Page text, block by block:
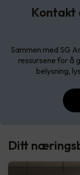
Kontakt
Sammen med SG
ressursene for å
belysning,
Ditt